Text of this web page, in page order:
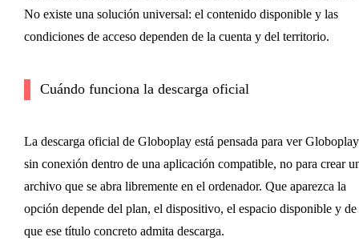
No existe una solución universal: el contenido disponible y las
condiciones de acceso dependen de la cuenta y del territorio.
Cuándo funciona la descarga oficial
La descarga oficial de Globoplay está pensada para ver Globoplay
sin conexión dentro de una aplicación compatible, no para crear
archivo que se abra libremente en el ordenador. Que aparezca la
opción depende del plan, el dispositivo, el espacio disponible y de
que ese título concreto admita descarga.